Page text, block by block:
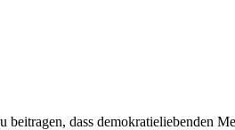
dass demokratieliebenden